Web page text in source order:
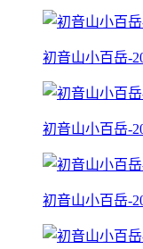
初音山小百岳-
初音山小百岳-
初音山小百岳-